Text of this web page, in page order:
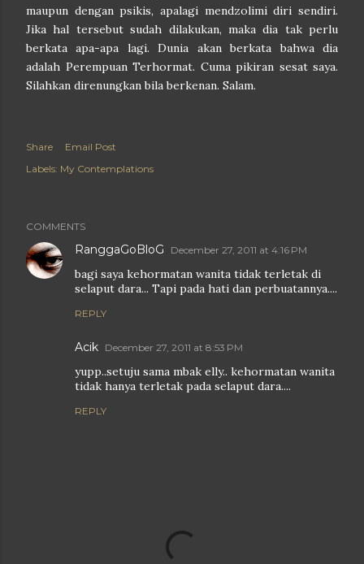
maupun dengan psikis, apalagi mendzolimi diri sendiri.
Jika hal tersebut sudah dilakukan, maka dia tak perlu
berkata apa-apa lagi. Dunia akan berkata bahwa dia
adalah Perempuan Terhormat. Cuma pikiran sesat saya.
Silahkan direnungkan bila berkenan. Salam.
Share
Email Post
Labels: My Contemplations
COMMENTS
RanggaGoBloG December 27, 2011 at 4:16 PM
bagi saya kehormatan wanita tidak terletak di
selaput dara... Tapi pada hati dan perbuatannya....
REPLY
Acik December 27, 2011 at 8:53 PM
yupp..setuju sama mbak elly.. kehormatan wanita
tidak hanya terletak pada selaput dara....
REPLY